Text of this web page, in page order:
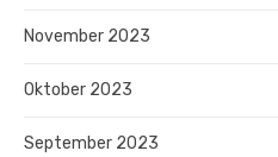
November 2023
Oktober 2023
September 2023